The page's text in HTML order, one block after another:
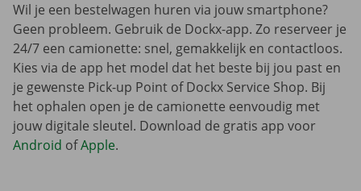
Wil je een bestelwagen huren via jouw smartphone?
Geen probleem. Gebruik de Dockx-app. Zo reserveer je
24/7 een camionette: snel, gemakkelijk en contactloos.
Kies via de app het model dat het beste bij jou past en
je gewenste Pick-up Point of Dockx Service Shop. Bij
het ophalen open je de camionette eenvoudig met
jouw digitale sleutel. Download de gratis app voor
Android ofApple.